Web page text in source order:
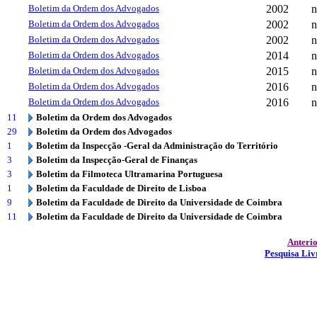
Boletim da Ordem dos Advogados 2002
Boletim da Ordem dos Advogados 2002
Boletim da Ordem dos Advogados 2002
Boletim da Ordem dos Advogados 2014
Boletim da Ordem dos Advogados 2015
Boletim da Ordem dos Advogados 2016
Boletim da Ordem dos Advogados 2016
11
Boletim da Ordem dos Advogados
29
Boletim da Ordem dos Advogados
1
Boletim da Inspecção -Geral da Administração do Território
3
Boletim da Inspecção-Geral de Finanças
3
Boletim da Filmoteca Ultramarina Portuguesa
1
Boletim da Faculdade de Direito de Lisboa
9
Boletim da Faculdade de Direito da Universidade de Coimbra
11
Boletim da Faculdade de Direito da Universidade de Coimbra
Pesquisa